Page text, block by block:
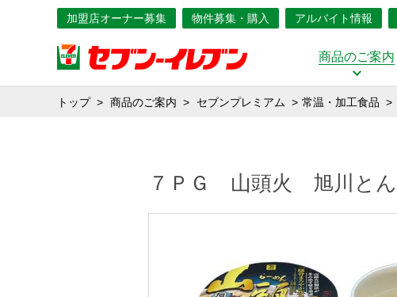
加盟店オーナー募集 物件募集・購入 アルバイト情報
商品のご案内
トップ 商品のご案内 セブンプレミアム 常温・加工食品
７ＰＧ 山頭火 旭川とん